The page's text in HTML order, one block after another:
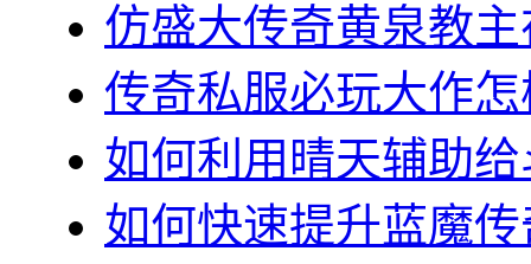
仿盛大传奇黄泉教
传奇私服必玩大作
如何利用晴天辅助
如何快速提升蓝魔